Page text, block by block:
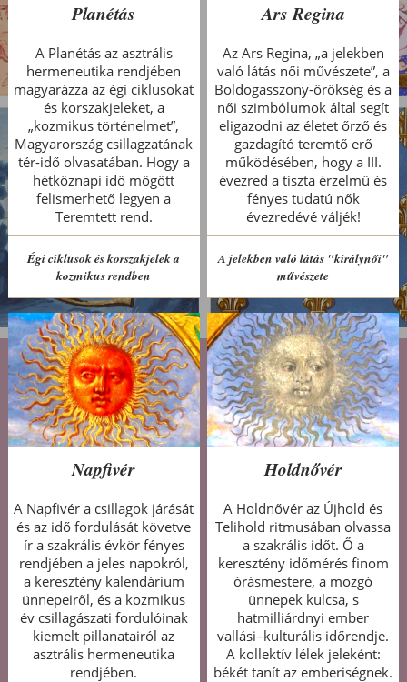
Planétás
A Planétás az asztrális
hermeneutika rendjében
magyarázza az égi ciklusokat
és korszakjeleket, a
„kozmikus történelmet”,
Magyarország csillagzatának
tér-idő olvasatában. Hogy a
hétköznapi idő mögött
felismerhető legyen a
Teremtett rend.
Égi ciklusok és korszakjelek a
kozmikus rendben
Ars Regina
Az Ars Regina, „a jelekben
való látás női művészete”, a
Boldogasszony-örökség és a
női szimbólumok által segít
eligazodni az életet őrző és
gazdagító teremtő erő
működésében, hogy a III.
évezred a tiszta érzelmű és
fényes tudatú nők
évezredévé váljék!
A jelekben való látás "királynői"
művészete
Napfivér
A Napfivér a csillagok járását
és az idő fordulását követve
ír a szakrális évkör fényes
rendjében a jeles napokról,
a keresztény kalendárium
ünnepeiről, és a kozmikus
év csillagászati fordulóinak
kiemelt pillanatairól az
asztrális hermeneutika
rendjében.
Holdnővér
A Holdnővér az Újhold és
Telihold ritmusában olvassa
a szakrális időt. Ő a
keresztény időmérés finom
órásmestere, a mozgó
ünnepek kulcsa, s
hatmilliárdnyi ember
vallási–kulturális időrendje.
A kollektív lélek jeleként:
békét tanít az emberiségnek.